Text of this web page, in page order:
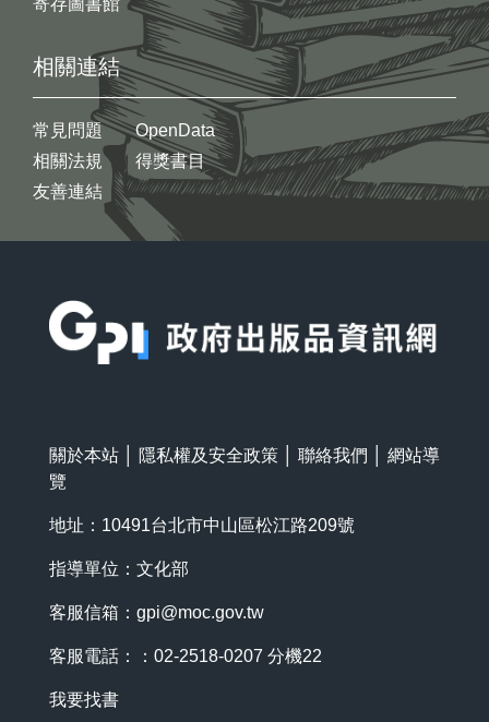
相關連結
常見問題
相關法規
友善連結
OpenData
得獎書目
關於本站 隱私權及安全政策 聯絡我們
網站導
覽
地址：10491台北市中山區松江路209號
指導單位：文化部
客服信箱： gpi@moc.gov.tw
客服電話：：02-2518-0207 分機22
我要找書